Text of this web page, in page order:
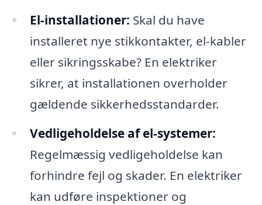
El-installationer: Skal du have
installeret nye stikkontakter, el-kabler
eller sikringsskabe? En elektriker
sikrer, at installationen overholder
gældende sikkerhedsstandarder.
Vedligeholdelse af el-systemer:
Regelmæssig vedligeholdelse kan
forhindre fejl og skader. En elektriker
kan udføre inspektioner og